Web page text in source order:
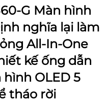
G Màn hình
nghĩa lại làm
All-In-One
kế ống dẫn
hình OLED 5
tháo rời